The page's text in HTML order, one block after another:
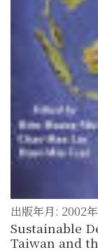
出版年月: 2002
Sustainable
Taiwan and